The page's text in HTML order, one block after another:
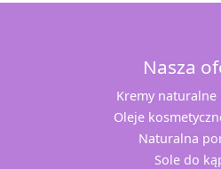
Nasza
Kremy
Oleje
Naturalna
Sole do